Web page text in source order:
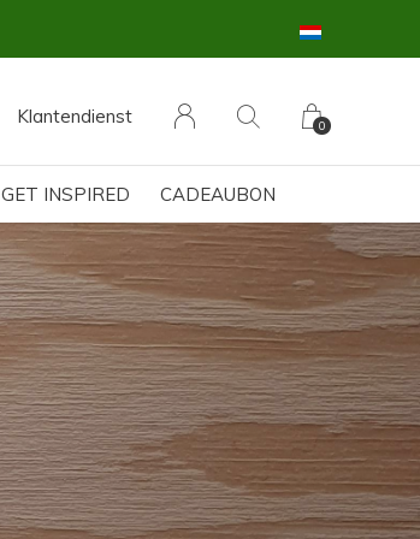
GET INSPIRED CADEAUBON
Klantendienst 0